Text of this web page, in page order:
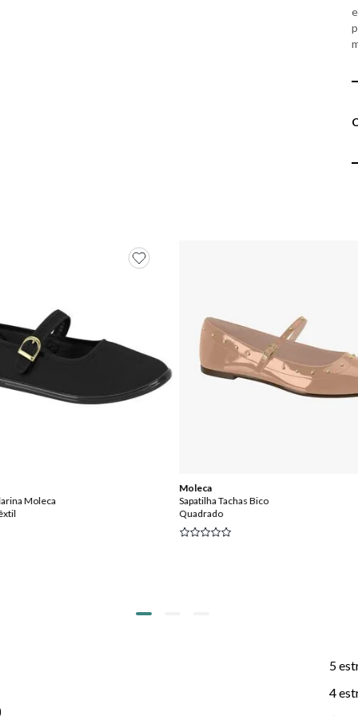
Moleca
Moleca
Sapatilha Tachas Bico
Quadrado
5
4